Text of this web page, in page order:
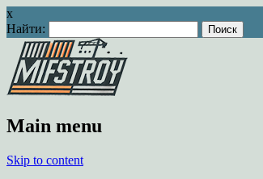
x
Найти:
Main menu
Skip to content